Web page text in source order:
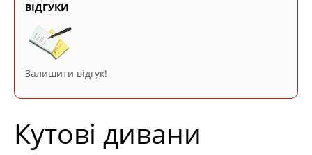
ВІДГУКИ
Залишити відгук!
Кутові дивани